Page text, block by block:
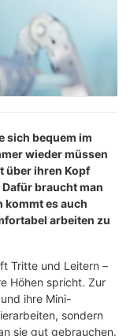
sich bequem im
wieder müssen
über ihren Kopf
braucht man
es auch
arbeiten zu
Tritte und Leitern –
Höhen spricht. Zur
ihre Mini-
sondern
sie gut gebrauchen.